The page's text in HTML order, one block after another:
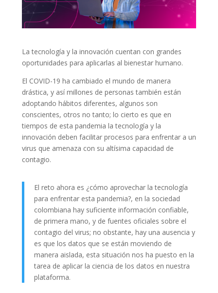
La tecnología y la innovación cuentan con grandes
oportunidades para aplicarlas al bienestar humano.
El COVID-19 ha cambiado el mundo de manera
drástica, y así millones de personas también están
adoptando hábitos diferentes, algunos son
conscientes, otros no tanto; lo cierto es que en
tiempos de esta pandemia la tecnología y la
innovación deben facilitar procesos para enfrentar a un
virus que amenaza con su altísima capacidad de
contagio.
El reto ahora es ¿cómo aprovechar la tecnología
para enfrentar esta pandemia?, en la sociedad
colombiana hay suficiente información confiable,
de primera mano, y de fuentes oficiales sobre el
contagio del virus; no obstante, hay una ausencia y
es que los datos que se están moviendo de
manera aislada, esta situación nos ha puesto en la
tarea de aplicar la ciencia de los datos en nuestra
plataforma.